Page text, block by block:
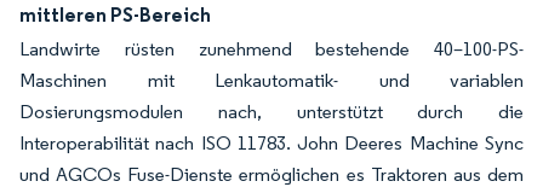
mittleren PS-Bereich
Landwirte rüsten zunehmend bestehende 40–100-PS-
Maschinen mit Lenkautomatik- und variablen
Dosierungsmodulen nach, unterstützt durch die
Interoperabilität nach ISO 11783. John Deeres Machine Sync
und AGCOs Fuse-Dienste ermöglichen es Traktoren aus dem